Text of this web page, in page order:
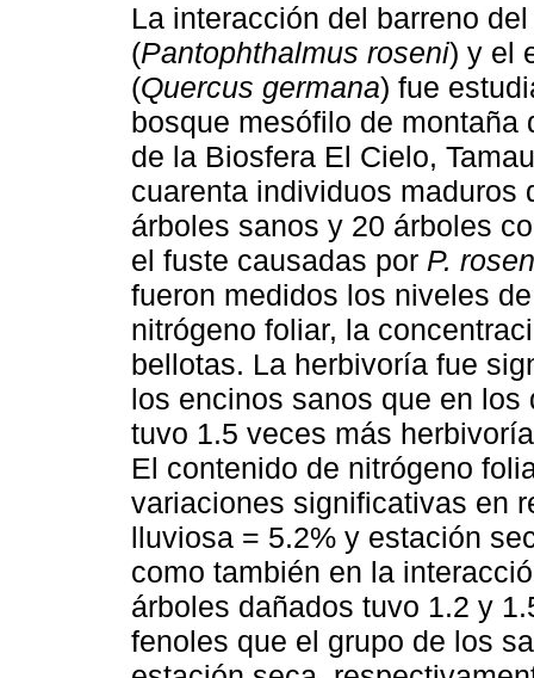
La interacción del barreno
(Pantophthalmus roseni) y el
(Quercus germana) fue
bosque mesófilo de montaña
de la Biosfera El Cielo,
cuarenta individuos maduros
árboles sanos y 20 árboles
el fuste causadas por P.
fueron medidos los niveles
nitrógeno foliar, la
bellotas. La herbivoría fue
los encinos sanos que en
tuvo 1.5 veces más
El contenido de nitrógeno
variaciones significativas en
lluviosa = 5.2% y estación
como también en la
árboles dañados tuvo 1.2 y
fenoles que el grupo de los